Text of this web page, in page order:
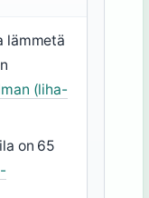
lämmetä
(liha-
on 65